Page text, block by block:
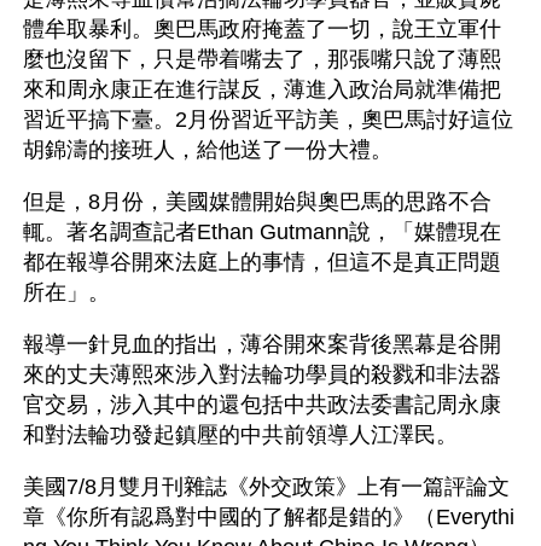
體牟取暴利。奧巴馬政府掩蓋了一切，說王立軍什
麼也沒留下，只是帶着嘴去了，那張嘴只說了薄熙
來和周永康正在進行謀反，薄進入政治局就準備把
習近平搞下臺。2月份習近平訪美，奧巴馬討好這位
胡錦濤的接班人，給他送了一份大禮。
但是，8月份，美國媒體開始與奧巴馬的思路不合
輒。著名調查記者Ethan Gutmann說，「媒體現在
都在報導谷開來法庭上的事情，但這不是真正問題
所在」。
報導一針見血的指出，薄谷開來案背後黑幕是谷開
來的丈夫薄熙來涉入對法輪功學員的殺戮和非法器
官交易，涉入其中的還包括中共政法委書記周永康
和對法輪功發起鎮壓的中共前領導人江澤民。
美國7/8月雙月刊雜誌《外交政策》上有一篇評論文
章《你所有認爲對中國的了解都是錯的》（Everythi